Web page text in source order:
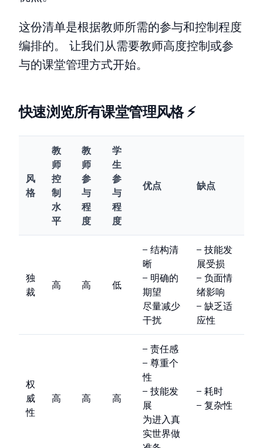
这份清单是根据教师所需的参与和控制程度
编排的。 让我们从需要教师高度控制或参
与的课堂管理方式开始。
快速浏览所有课堂管理风格 ⚡️
风
格
教
师
控
制
水
平
教
师
参
与
程
度
学
生
参
与
程
度
优点 缺点
独
裁
高 高 低
– 结构清
晰
– 明确的
期望
尽量减少
干扰
– 技能发
展受损
– 负面情
绪影响
– 缺乏适
应性
权
威
性
高 高 高
– 责任感
– 尊重个
性
– 技能发
展
为进入真
实世界做
– 耗时
– 复杂性